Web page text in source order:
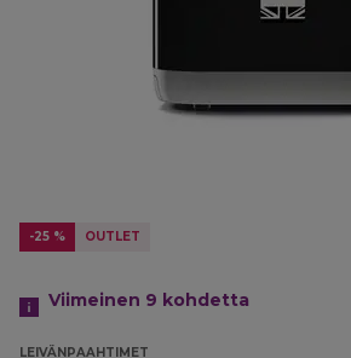
-25 % OUTLET
Viimeinen 9 kohdetta
LEIVÄNPAAHTIMET